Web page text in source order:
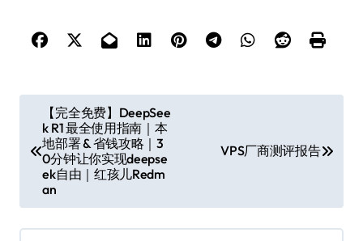
导
【完全免费】DeepSee
k R1 最全使用指南｜本
地部署 & 省钱攻略｜3
0分钟让你实现deepse
ek自由｜红孩儿Redm
an
VPS厂商测评报告